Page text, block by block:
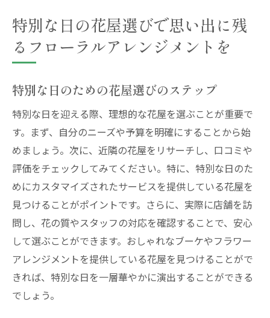
特別な日にぴったりの花の種類とその選び
方
イベントに合わせた花屋のカスタマイズオ
特別な日のための花屋の予約と注文のポイ
ント
花屋の選び方で差がつく特別な日の華やかさ
特別な日をさらに彩るための花屋の選択基
準
花屋の選び方で変わるフローラルディスプ
レイの印象
華やかさを引き立てる花屋のアレンジテク
ニック
花屋が提案するテーマ別フローラルデザイ
特別な日の花屋選びで思い出に残
るフローラルアレンジメントを
特別な日のための花屋選びのステップ
特別な日を迎える際、理想的な花屋を選ぶことが重要で
す。まず、自分のニーズや予算を明確にすることから始
めましょう。次に、近隣の花屋をリサーチし、口コミや
評価をチェックしてみてください。特に、特別な日のた
めにカスタマイズされたサービスを提供している花屋を
見つけることがポイントです。さらに、実際に店舗を訪
問し、花の質やスタッフの対応を確認することで、安心
して選ぶことができます。おしゃれなブーケやフラワー
アレンジメントを提供している花屋を見つけることがで
きれば、特別な日を一層華やかに演出することができる
でしょう。